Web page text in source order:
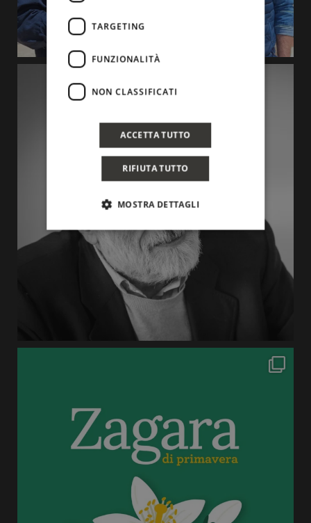
TARGETING
FUNZIONALITÀ
NON CLASSIFICATI
ACCETTA TUTTO
RIFIUTA TUTTO
MOSTRA DETTAGLI